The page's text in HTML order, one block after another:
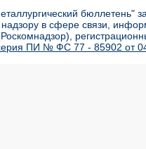
бюллетень"
в сфере связи,
ПИ № ФС 77 - 85902 от 04